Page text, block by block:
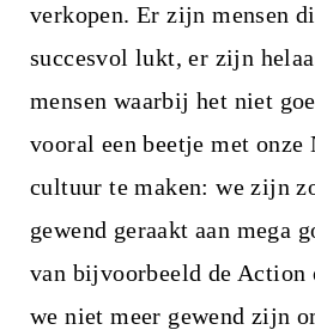
verkopen. Er zijn mensen
succesvol lukt, er zijn
mensen waarbij het niet
vooral een beetje met onze
cultuur te maken: we zijn
gewend geraakt aan mega
van bijvoorbeeld de Action
we niet meer gewend zijn